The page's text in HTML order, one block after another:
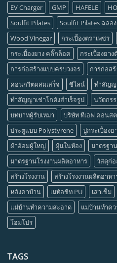
EV Charger
GMP HAFELE
Soulfit Pilates
Soulfit Pilates ฉลอ
Wood Vinegar
กระเบื้องตราเพชร
กระเบื้องยาง คลิ๊กล็อค
กระเบื้องยา
การก่อสร้างแบบครบวงจร
การก่อสร้
คอนกรีตผสมเสร็จ
ซีไลน์
ทำสัญญ
ทำสัญญาเช่าโกดังสำเร็จรูป
นวัตกร
บทบาทผู้รับเหมา
บริษัท ทีเอฟ คอนส
ประตูแบบ Polystyrene
ปูกระเบื้องย
ผ้าอ้อมผู้ใหญ่
ฝุ่นในห้อง
มาตรฐา
มาตรฐานโรงงานผลิตอาหาร
วัสดุก่อ
สร้างโรงงาน
สร้างโรงงานผลิตอาหา
หลังคาบ้าน
เมทัลชีท PU เสาเข็ม
แม่บ้านทำความสะอาด
แม่บ้านทำค
โฮมโปร
TAGS